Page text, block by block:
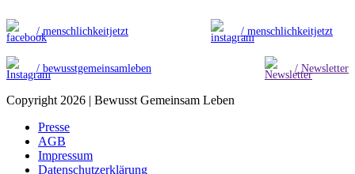
/ menschlichkeitjetzt / menschlichkeitjetzt
/ bewusstgemeinsamleben / Newsletter
Copyright 2026 | Bewusst Gemeinsam Leben
Presse
AGB
Impressum
Datenschutzerklärung